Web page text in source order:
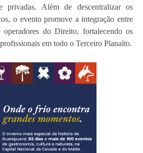
privadas. Além de descentralizar os
o evento promove a integração entre
operadores do Direito, fortalecendo os
em todo o Terceiro Planalto.